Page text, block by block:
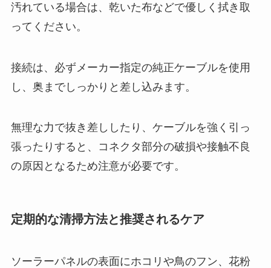
汚れている場合は、乾いた布などで優しく拭き取
ってください。
接続は、必ずメーカー指定の純正ケーブルを使用
し、奥までしっかりと差し込みます。
無理な力で抜き差ししたり、ケーブルを強く引っ
張ったりすると、コネクタ部分の破損や接触不良
の原因となるため注意が必要です。
定期的な清掃方法と推奨されるケア
ソーラーパネルの表面にホコリや鳥のフン、花粉